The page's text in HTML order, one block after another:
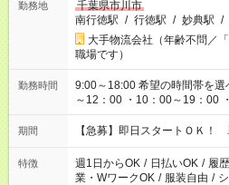
勤務地
千葉県市川市
南行徳駅 / 行徳駅 / 妙典駅 /
大手物流会社（年齢不問／
職場です）
勤務時間
9:00～18:00 希望の時間帯を選べます！ ＜シフト例＞ ・8：30
～12：00 ・10：00～19：00
22：00 ・22：00～翌6：00 な
期間 【急募】即日スタートＯＫ！
特徴 週1日からOK / 日払いOK / 履
業・WワークOK / 服装自由 /